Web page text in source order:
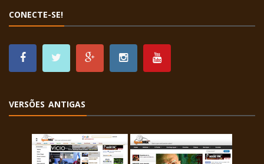
CONECTE-SE!
VERSÕES ANTIGAS